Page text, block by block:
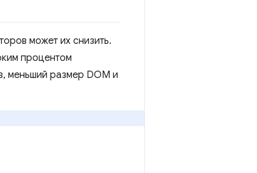
может их снизить.
процентом
меньший размер DOM и